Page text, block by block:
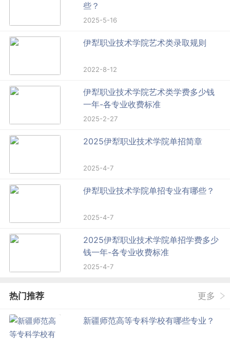
些？
2025-5-16
伊犁职业技术学院艺术类录取规则
2022-8-12
伊犁职业技术学院艺术类学费多少钱
一年-各专业收费标准
2025-2-27
2025伊犁职业技术学院单招简章
2025-4-7
伊犁职业技术学院单招专业有哪些？
2025-4-7
2025伊犁职业技术学院单招学费多少
钱一年-各专业收费标准
2025-4-7
热门推荐 更多
新疆师范高等专科学校有哪些专业？